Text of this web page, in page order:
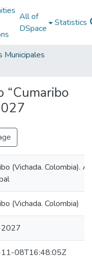
All of
DSpace
Statistics
Municipales
“Cumaribo
(Vichada. Colombia).
(Vichada. Colombia)
08T16:48:05Z